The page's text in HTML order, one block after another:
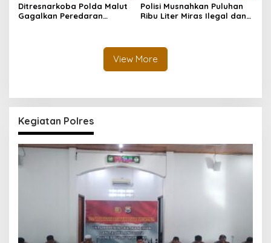
Ditresnarkoba Polda Malut
Gagalkan Peredaran
Polisi Musnahkan Puluhan
Ribu Liter Miras Ilegal dan
View More
Kegiatan Polres